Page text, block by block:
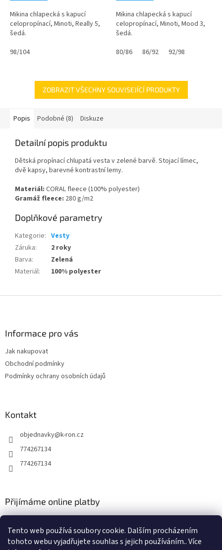
Tento web používá soubory cookie. Dalším procházením
tohoto webu vyjadřujete souhlas s jejich používáním.. Více
Mikina chlapecká s kapucí
celopropínací, Minoti, Really 5,
šedá.
98/104
Mikina chlapecká s kapucí
celopropínací, Minoti, Mood 3,
šedá.
80/86
86/92 92/98
ZOBRAZIT VŠECHNY SOUVISEJÍCÍ PRODUKTY
Popis Podobné (8) Diskuze
Detailní popis produktu
Dětská propínací chlupatá vesta v zelené barvě. Stojací límec,
dvě kapsy, barevné kontrastní lemy.
Materiál: CORAL fleece (100% polyester)
Gramáž fleece: 280 g/m2
Doplňkové parametry
Kategorie: Vesty
Záruka:
2 roky
Barva:
Zelená
Materiál: 100% polyester
Informace pro vás
Jak nakupovat
Obchodní podmínky
Podmínky ochrany osobních údajů
Kontakt
objednavky@k-ron.cz
774267134
774267134
Přijímáme online platby